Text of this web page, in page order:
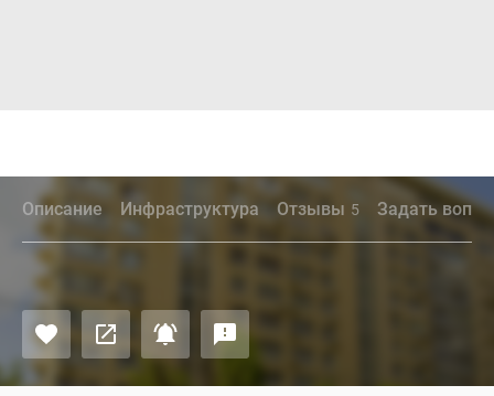
Описание Инфраструктура Отзывы 5 Задать